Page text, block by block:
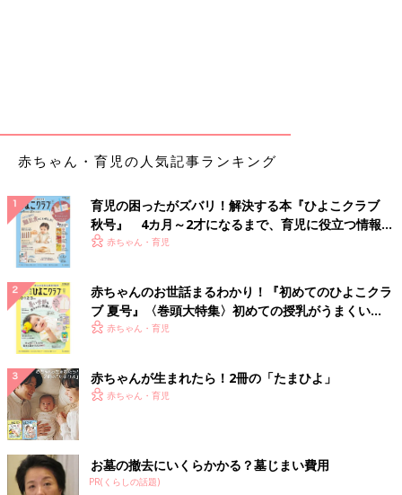
★パパは、ひたすら私の保活の苦労話の愚痴を聞く役（笑）で
★私が市役所で受けた鬱憤を聞いてくれて、苦情として伝えよう
としてくれたことが何よりうれしかった！
★見学に行く保育園の地図を、全て印刷してくれた。
★通園路を実際に自転車で通り、安全な道を探してもらいまし
た。
★料理、お風呂、ゴミ捨て、洗濯、あらゆることを分担し、週末
少しゆっくりできる夜などに労いの言葉をかけてくれました。
「保活」を夫婦でやるメリットは？
アンケートのコメントを読んでいくと、最初はそれほど「保活」
に積極的でなかったパパも、一緒に園見学に行ったり、情報共有
赤ちゃん・育児の人気記事ランキング
育児の困ったがズバリ！解決する本『ひよこクラブ
秋号』 4カ月～2才になるまで、育児に役立つ情報が
いっぱい！
赤ちゃん・育児
赤ちゃんのお世話まるわかり！『初めてのひよこクラ
ブ 夏号』〈巻頭大特集〉初めての授乳がうまくい
く！ おっぱい・ミルクの基本と夏のトラブル 解決テ
赤ちゃん・育児
赤ちゃんが生まれたら！2冊の「たまひよ」
赤ちゃん・育児
お墓の撤去にいくらかかる？墓じまい費用
PR(くらしの話題)